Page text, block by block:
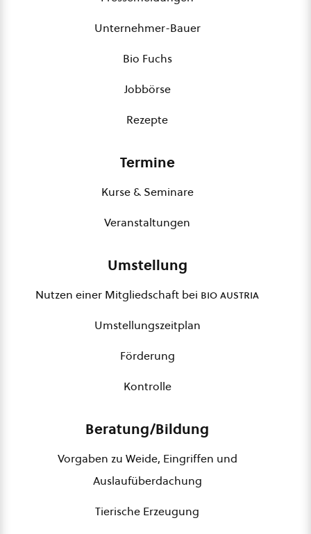
Unternehmer-Bauer
Bio Fuchs
Jobbörse
Rezepte
Termine
Kurse & Seminare
Veranstaltungen
Umstellung
Nutzen einer Mitgliedschaft bei bio austria
Umstellungszeitplan
Förderung
Kontrolle
Beratung/Bildung
Vorgaben zu Weide, Eingriffen und
Auslaufüberdachung
Tierische Erzeugung